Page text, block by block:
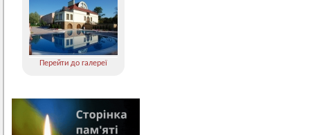
Перейти до галереї